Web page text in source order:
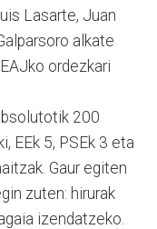
Lasarte, Juan
alkate
ordezkari
200
EEk 5, PSEk 3 eta
Gaur egiten
zuten: hirurak
izendatzeko.